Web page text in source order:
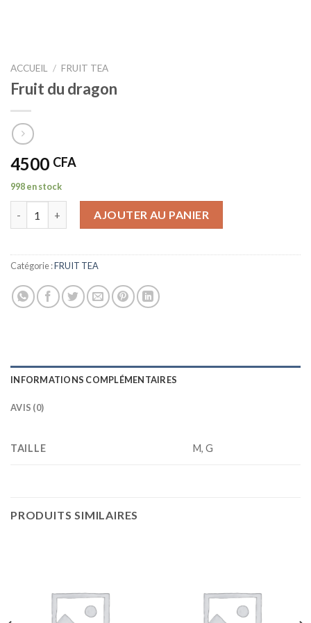
ACCUEIL / FRUIT TEA
Fruit du dragon
4500 CFA
998 en stock
AJOUTER AU PANIER
Catégorie :FRUIT TEA
INFORMATIONS COMPLÉMENTAIRES
AVIS (0)
TAILLE M, G
PRODUITS SIMILAIRES